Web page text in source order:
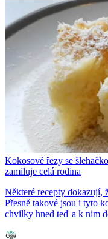
Kokosové řezy se
zamiluje celá rodina
Některé recepty dokazují,
Přesně takové jsou i tyto
chvilky hned teď a k nim